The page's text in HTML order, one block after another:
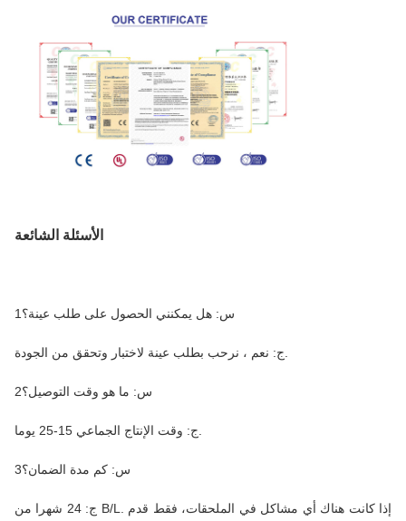
الأسئلة الشائعة
1س: هل يمكنني الحصول على طلب عينة؟
2س: ما هو وقت التوصيل؟
3س: كم مدة الضمان؟
ج: 24 شهرا من B/L. إذا كانت هناك أي مشاكل في الملحقات، فقط قدم